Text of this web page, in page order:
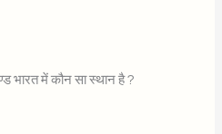
भारत में कौन सा स्थान है ?